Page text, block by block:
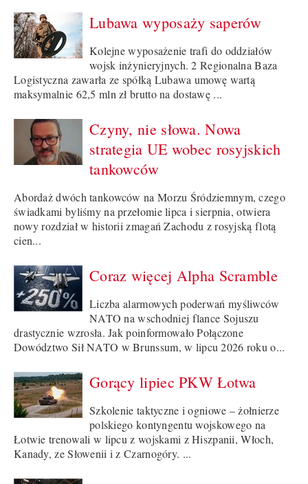
Lubawa wyposaży saperów
Kolejne wyposażenie trafi do oddziałów
wojsk inżynieryjnych. 2 Regionalna Baza
Logistyczna zawarła ze spółką Lubawa umowę wartą
maksymalnie 62,5 mln zł brutto na dostawę ...
Czyny, nie słowa. Nowa
strategia UE wobec rosyjskich
tankowców
Abordaż dwóch tankowców na Morzu Śródziemnym, czego
świadkami byliśmy na przełomie lipca i sierpnia, otwiera
nowy rozdział w historii zmagań Zachodu z rosyjską flotą
cien...
Coraz więcej Alpha Scramble
Liczba alarmowych poderwań myśliwców
NATO na wschodniej flance Sojuszu
drastycznie wzrosła. Jak poinformowało Połączone
Dowództwo Sił NATO w Brunssum, w lipcu 2026 roku o...
Gorący lipiec PKW Łotwa
Szkolenie taktyczne i ogniowe – żołnierze
polskiego kontyngentu wojskowego na
Łotwie trenowali w lipcu z wojskami z Hiszpanii, Włoch,
Kanady, ze Słowenii i z Czarnogóry. ...